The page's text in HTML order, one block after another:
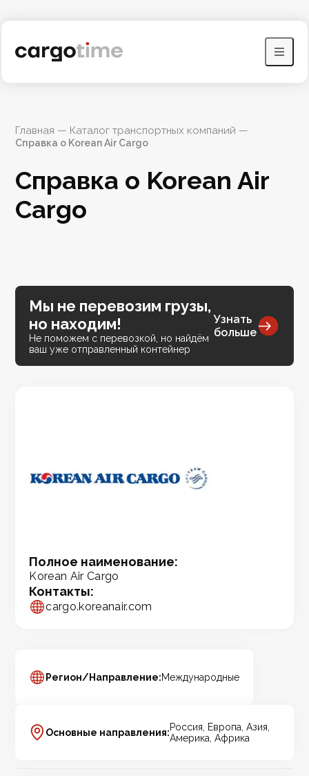
Главная — Каталог транспортных компаний —
Справка о Korean Air Cargo
Справка о Korean Air
Cargo
Полное наименование:
Korean Air Cargo
Контакты:
cargo.koreanair.com
Мы не перевозим грузы,
но находим!
Не поможем с перевозкой, но найдём
ваш уже отправленный контейнер
Узнать
больше
Регион/Направление:Международные
Основные направления:Россия, Европа, Азия,
Америка, Африка